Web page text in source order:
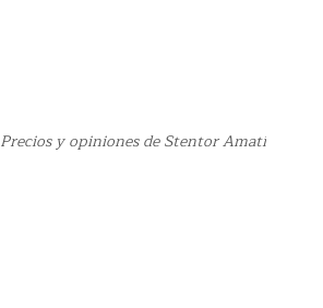
Precios y opiniones de Stentor Amati